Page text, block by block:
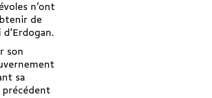
n’ont
de
son
sa
précédent